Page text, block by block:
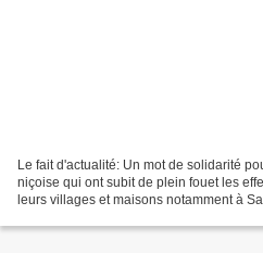
Le fait d'actualité: Un mot de solidarité
niçoise qui ont subit de plein fouet les
leurs villages et maisons notamment à